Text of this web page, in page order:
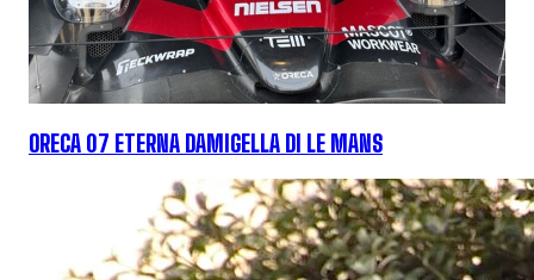
ORECA 07 ETERNA DAMIGELLA DI LE MANS